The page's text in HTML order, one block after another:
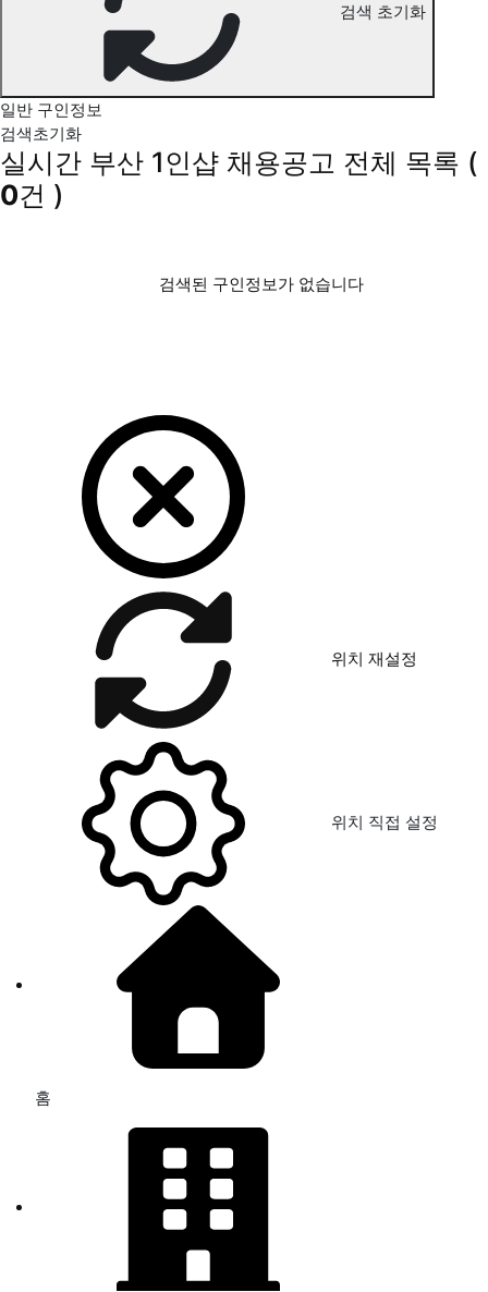
검색 초기화
일반 구인정보
검색초기화
실시간 부산 1인샵 채용공고 전체 목록 (
0건 )
검색된 구인정보가 없습니다
위치 재설정
위치 직접 설정
홈